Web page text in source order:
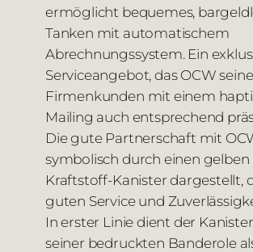
ermöglicht bequemes,
Tanken mit automatischem
Abrechnungssystem. Ein
Serviceangebot, das OCW
Firmenkunden mit einem
Mailing auch entsprechend
Die gute Partnerschaft mit
symbolisch durch einen gelben
Kraftstoff-Kanister dargestellt,
guten Service und
In erster Linie dient der
seiner bedruckten Banderole